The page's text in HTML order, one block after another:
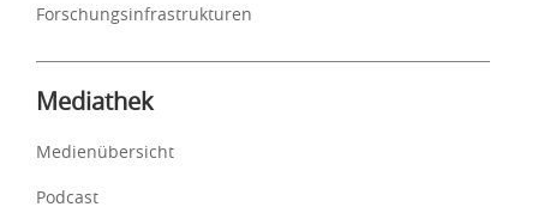
Forschungsinfrastrukturen
Mediathek
Medienübersicht
Podcast